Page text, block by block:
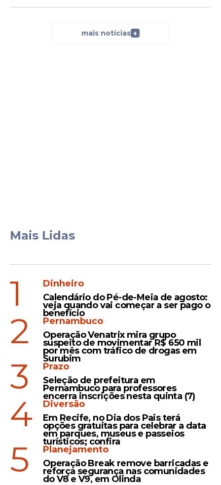
mais notícias +
Mais Lidas
1
Dinheiro
Calendário do Pé-de-Meia de agosto:
veja quando vai começar a ser pago o
benefício
2
Pernambuco
Operação Venatrix mira grupo
suspeito de movimentar R$ 650 mil
por mês com tráfico de drogas em
Surubim
3
Prazo
Seleção de prefeitura em
Pernambuco para professores
encerra inscrições nesta quinta (7)
4
Diversão
Em Recife, no Dia dos Pais terá
opções gratuitas para celebrar a data
em parques, museus e passeios
turísticos; confira
5
Planejamento
Operação Break remove barricadas e
reforça segurança nas comunidades
do V8 e V9, em Olinda